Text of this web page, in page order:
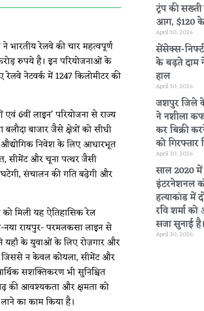
ने भारतीय रेलवे की चार महत्वपूर्ण
रुपये है। इन परियोजनाओं के
नेटवर्क में 1247 किलोमीटर की
6वीं लाइन’ परियोजना से राज्य
बाजार जैसे क्षेत्रों को सीधी
औद्योगिक निवेश के लिए आधारभूत
सीमेंट और चूना पत्थर जैसी
घटेगी, संचालन की गति बढ़ेगी और
को मिली यह ऐतिहासिक रेल
नया रायपुर- परमलकसा लाइन से
यहाँ के युवाओं के लिए रोज़गार और
जिससे न केवल कोयला, सीमेंट और
सशक्तिकरण भी सुनिश्चित
की आवश्यकता और क्षमता को
का काम किया है।
ट्रंप की
आग, $120 के
April 30, 2026
सेंसेक्स-
के बढ़ते दाम
हाल
April 30, 2026
जशपुर जिले
ने नशीला
कर बिक्री
को गिरफ्तार
April 30, 2026
साल 2020
इंटरनेशनल
हत्याकांड में
रवि शर्मा
सजा सुनाई है।
April 30, 2026